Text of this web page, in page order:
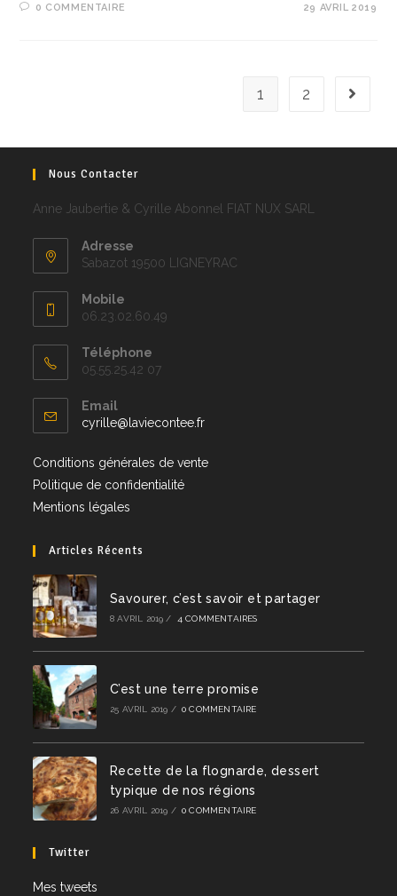
0 COMMENTAIRE 29 AVRIL 2019
1 2
Nous Contacter
Anne Jaubertie & Cyrille Abonnel FIAT NUX SARL
Adresse
Sabazot 19500 LIGNEYRAC
Mobile
06.23.02.60.49
Téléphone
05.55.25.42 07
Email
cyrille@laviecontee.fr
Conditions générales de vente
Politique de confidentialité
Mentions légales
Articles Récents
Savourer, c’est savoir et partager
8 AVRIL 2019 / 4 COMMENTAIRES
C’est une terre promise
25 AVRIL 2019 / 0 COMMENTAIRE
Recette de la flognarde, dessert
typique de nos régions
26 AVRIL 2019 / 0 COMMENTAIRE
Twitter
Mes tweets